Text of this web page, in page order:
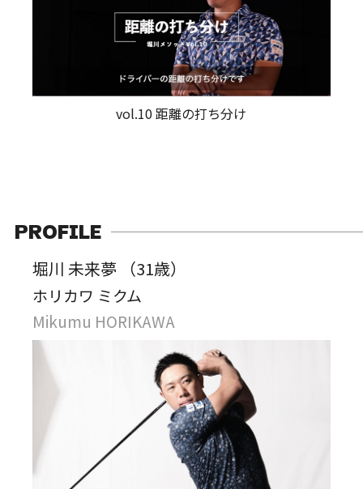
vol.10 距離の打ち分け
PROFILE
堀川 未来夢 （31歳）
ホリカワ ミクム
Mikumu HORIKAWA